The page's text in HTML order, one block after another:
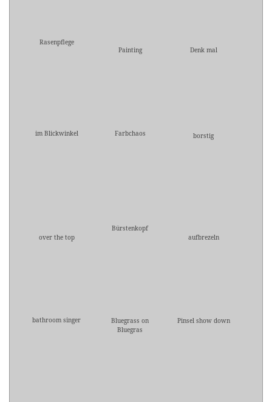
Rasenpflege
Painting
Denk mal
im Blickwinkel Farbchaos borstig
over the top
Bürstenkopf
aufbrezeln
bathroom singer
Bluegrass on
Bluegras
Pinsel show down